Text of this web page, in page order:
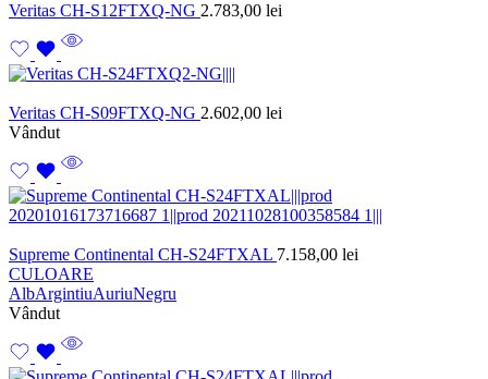
Veritas CH-S12FTXQ-NG 2.783,00 lei
Veritas CH-S09FTXQ-NG 2.602,00 lei
Vândut
Supreme Continental CH-S24FTXAL 7.158,00 lei
CULOARE
AlbArgintiuAuriuNegru
Vândut